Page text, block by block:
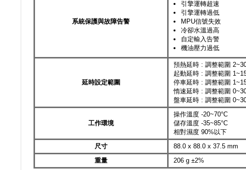
系統保護與故障告警
引擎運轉超速
引擎運轉過低
MPU信號失效
冷卻水溫過高
自定輸入告警
機油壓力過低
延時設定範圍
預熱延時 : 調整範圍
起動延時 : 調整範圍
停車延時 : 調整範圍
惰速延時 : 調整範圍
盤車延時 : 調整範圍
工作環境
操作溫度 -20~70°C
儲存溫度 -35~85°C
相對濕度 90%以下
尺寸
88.0 x 88.0 x 37.5 mm
重量
206 g ±2%